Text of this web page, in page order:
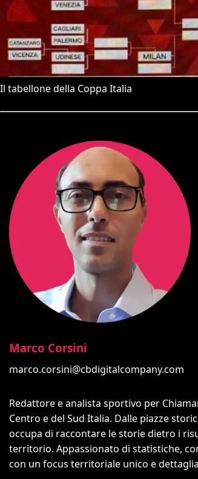
Il tabellone della Coppa Italia
Marco Corsini
marco.corsini@cbdigitalcompany.com
Redattore e analista sportivo per
Centro e del Sud Italia. Dalle piazze
occupa di raccontare le storie dietro i
territorio. Appassionato di statistiche,
con un focus territoriale unico e